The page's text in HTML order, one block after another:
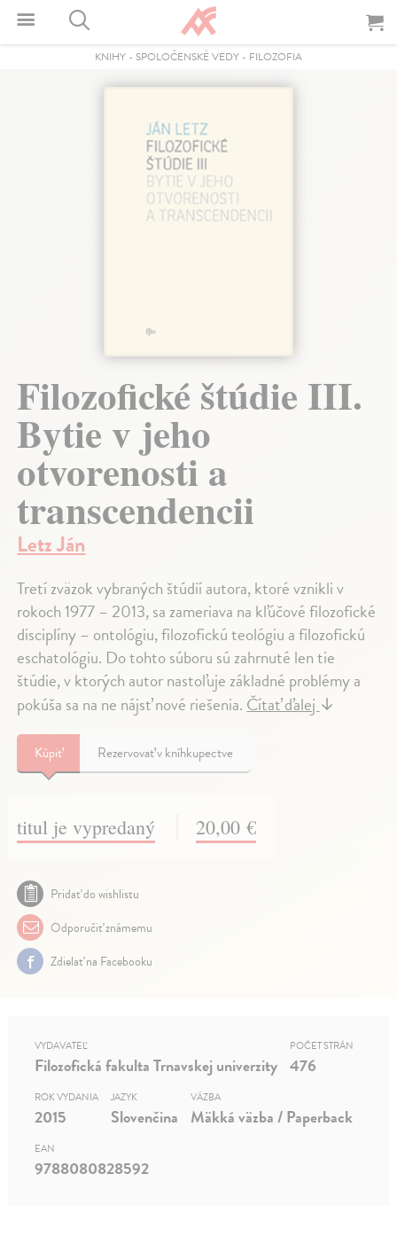
KNIHY - SPOLOČENSKÉ VEDY - FILOZOFIA
Filozofické štúdie III.
Bytie v jeho
otvorenosti a
transcendencii
Letz Ján
Tretí zväzok vybraných štúdií autora, ktoré vznikli v
rokoch 1977 – 2013, sa zameriava na kľúčové filozofické
disciplíny – ontológiu, filozofickú teológiu a filozofickú
eschatológiu. Do tohto súboru sú zahrnuté len tie
štúdie, v ktorých autor nastoľuje základné problémy a
pokúša sa na ne nájsť nové riešenia. Čítať ďalej ↓
Kúpiť Rezervovať v kníhkupectve
titul je vypredaný 20,00 €
Pridať do wishlistu
Odporučiť známemu
Zdielať na Facebooku
VYDAVATEĽ
Filozofická fakulta Trnavskej univerzity
POČET STRÁN
476
ROK VYDANIA
2015
JAZYK
Slovenčina
VÄZBA
Mäkká väzba / Paperback
EAN
9788080828592